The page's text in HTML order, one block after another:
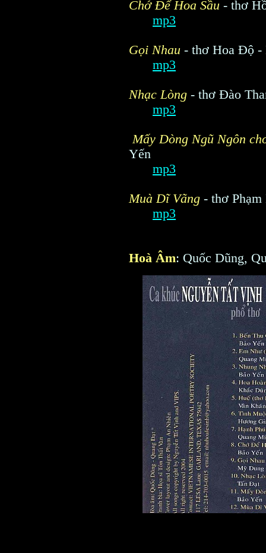
Chớ Để Hoa Sầu - thơ
mp3
Gọi Nhau - thơ Hoa Độ -
mp3
Nhạc Lòng - thơ Đào
mp3
Mấy Dòng Ngũ Ngôn
Yến
mp3
Muà Dĩ Vãng - thơ Phạm
mp3
Hoà Âm: Quốc Dũng,